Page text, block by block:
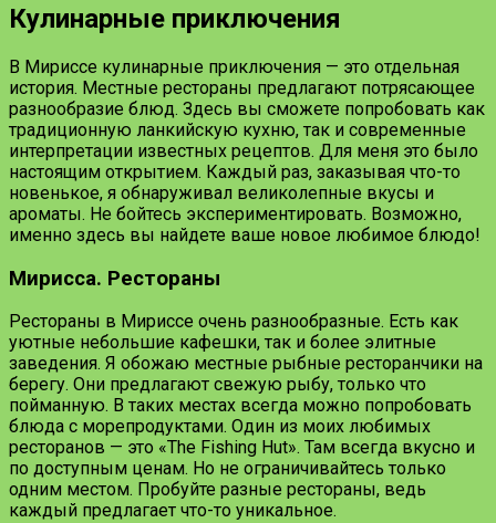
Кулинарные приключения
В Мириссе кулинарные приключения — это отдельная
история. Местные рестораны предлагают потрясающее
разнообразие блюд. Здесь вы сможете попробовать как
традиционную ланкийскую кухню, так и современные
интерпретации известных рецептов. Для меня это было
настоящим открытием. Каждый раз, заказывая что-то
новенькое, я обнаруживал великолепные вкусы и
ароматы. Не бойтесь экспериментировать. Возможно,
именно здесь вы найдете ваше новое любимое блюдо!
Мирисса. Рестораны
Рестораны в Мириссе очень разнообразные. Есть как
уютные небольшие кафешки, так и более элитные
заведения. Я обожаю местные рыбные ресторанчики на
берегу. Они предлагают свежую рыбу, только что
пойманную. В таких местах всегда можно попробовать
блюда с морепродуктами. Один из моих любимых
ресторанов — это «The Fishing Hut». Там всегда вкусно и
по доступным ценам. Но не ограничивайтесь только
одним местом. Пробуйте разные рестораны, ведь
каждый предлагает что-то уникальное.